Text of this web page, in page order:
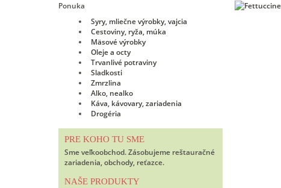
Ponuka
Syry, mliečne výrobky, vajcia
Cestoviny, ryža, múka
Mäsové výrobky
Oleje a octy
Trvanlivé potraviny
Sladkosti
Zmrzlina
Alko, nealko
Káva, kávovary, zariadenia
Drogéria
PRE KOHO TU SME
Sme veľkoobchod. Zásobujeme reštauračné
zariadenia, obchody, reťazce.
NAŠE PRODUKTY